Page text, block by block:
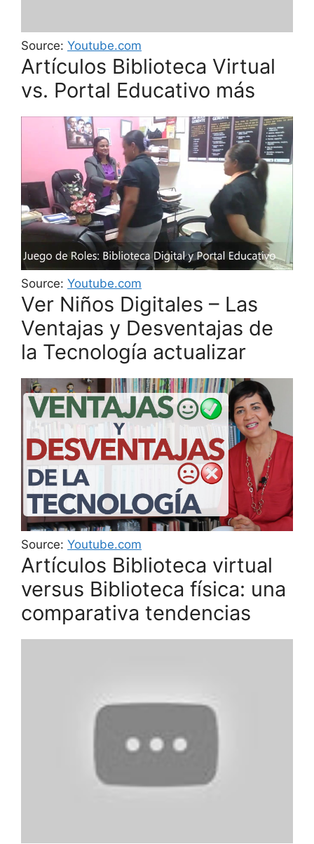
Source: Youtube.com
Artículos Biblioteca Virtual
vs. Portal Educativo más
Source: Youtube.com
Ver Niños Digitales – Las
Ventajas y Desventajas de
la Tecnología actualizar
Source: Youtube.com
Artículos Biblioteca virtual
versus Biblioteca física: una
comparativa tendencias